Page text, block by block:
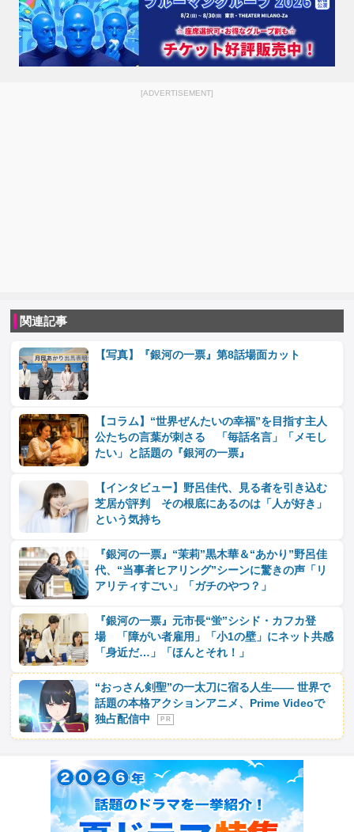
[ADVERTISEMENT]
関連記事
【写真】『銀河の一票』第8話場面カット
【コラム】“世界ぜんたいの幸福”を目指す主人
公たちの言葉が刺さる 「毎話名言」「メモし
たい」と話題の『銀河の一票』
【インタビュー】野呂佳代、見る者を引き込む
芝居が評判 その根底にあるのは「人が好き」
という気持ち
『銀河の一票』“茉莉”黒木華＆“あかり”野呂佳
代、“当事者ヒアリング”シーンに驚きの声「リ
アリティすごい」「ガチのやつ？」
『銀河の一票』元市長“蛍”シシド・カフカ登
場 「障がい者雇用」「小1の壁」にネット共感
「身近だ…」「ほんとそれ！」
“おっさん剣聖”の一太刀に宿る人生―― 世界で
話題の本格アクションアニメ、Prime Videoで
独占配信中
P R